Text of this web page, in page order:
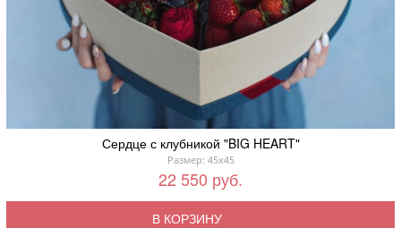
Сердце с клубникой "BIG HEART"
Размер: 45x45
22 550 руб.
В КОРЗИНУ